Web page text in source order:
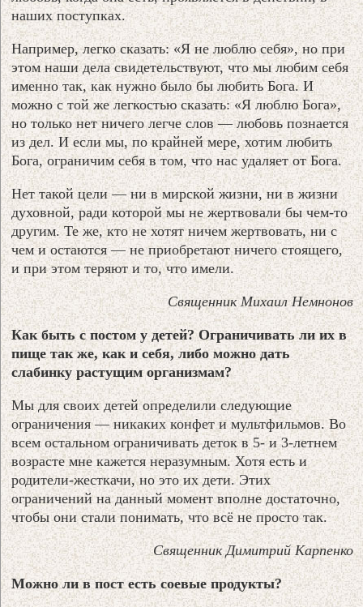
наших поступках.
Например, легко сказать: «Я не люблю себя», но при
этом наши дела свидетельствуют, что мы любим себя
именно так, как нужно было бы любить Бога. И
можно с той же легкостью сказать: «Я люблю Бога»,
но только нет ничего легче слов — любовь познается
из дел. И если мы, по крайней мере, хотим любить
Бога, ограничим себя в том, что нас удаляет от Бога.
Нет такой цели — ни в мирской жизни, ни в жизни
духовной, ради которой мы не жертвовали бы чем-то
другим. Те же, кто не хотят ничем жертвовать, ни с
чем и остаются — не приобретают ничего стоящего,
и при этом теряют и то, что имели.
Священник Михаил Немнонов
Как быть с постом у детей? Ограничивать ли их в
пище так же, как и себя, либо можно дать
слабинку растущим организмам?
Мы для своих детей определили следующие
ограничения — никаких конфет и мультфильмов. Во
всем остальном ограничивать деток в 5- и 3-летнем
возрасте мне кажется неразумным. Хотя есть и
родители-жесткачи, но это их дети. Этих
ограничений на данный момент вполне достаточно,
чтобы они стали понимать, что всё не просто так.
Священник Димитрий Карпенко
Можно ли в пост есть соевые продукты?